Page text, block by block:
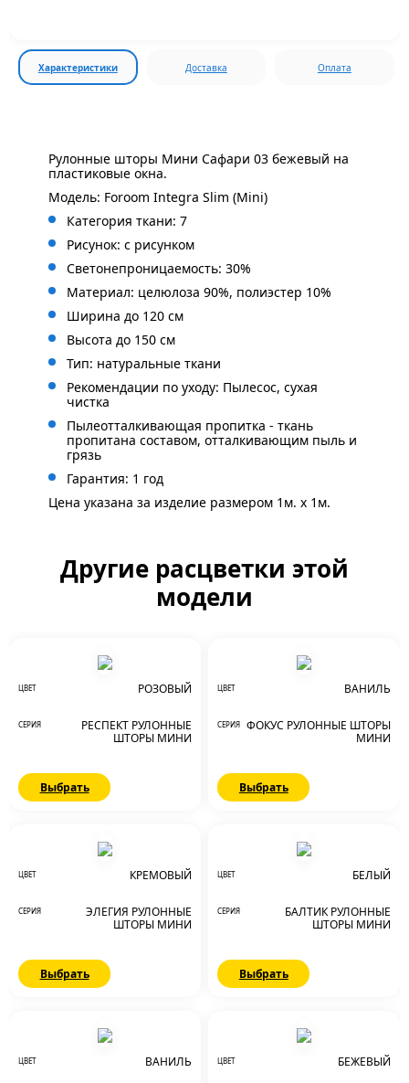
Характеристики Доставка Оплата
Рулонные шторы Мини Сафари 03 бежевый на
пластиковые окна.
Модель: Foroom Integra Slim (Mini)
Категория ткани: 7
Рисунок: с рисунком
Светонепроницаемость: 30%
Материал: целюлоза 90%, полиэстер 10%
Ширина до 120 см
Высота до 150 см
Тип: натуральные ткани
Рекомендации по уходу: Пылесос, сухая
чистка
Пылеотталкивающая пропитка - ткань
пропитана составом, отталкивающим пыль и
грязь
Гарантия: 1 год
Цена указана за изделие размером 1м. x 1м.
Другие расцветки этой
модели
ЦВЕТ РОЗОВЫЙ
СЕРИЯ
РЕСПЕКТ РУЛОННЫЕ
ШТОРЫ МИНИ
Выбрать
ЦВЕТ ВАНИЛЬ
СЕРИЯ
ФОКУС РУЛОННЫЕ ШТОРЫ
МИНИ
Выбрать
ЦВЕТ КРЕМОВЫЙ
СЕРИЯ
ЭЛЕГИЯ РУЛОННЫЕ
ШТОРЫ МИНИ
Выбрать
ЦВЕТ БЕЛЫЙ
СЕРИЯ
БАЛТИК РУЛОННЫЕ
ШТОРЫ МИНИ
Выбрать
ЦВЕТ ВАНИЛЬ ЦВЕТ БЕЖЕВЫЙ